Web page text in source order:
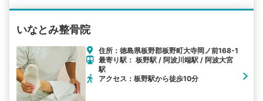
いなとみ整骨院
住所：徳島県板野郡板野町大寺岡ノ前168-1
最寄り駅： 板野駅 / 阿波川端駅 / 阿波大宮
駅
アクセス：板野駅から徒歩10分